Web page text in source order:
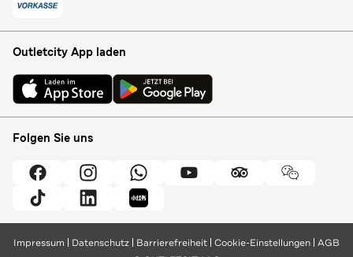
Outletcity App laden
Folgen Sie uns
Impressum Datenschutz Barrierefreiheit Cookie-Einstellungen AGB